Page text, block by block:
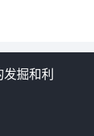
掘和利